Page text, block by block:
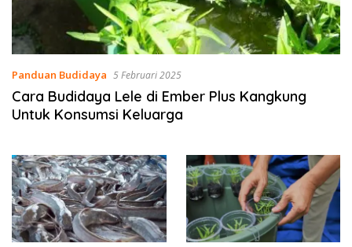
Panduan Budidaya 5 Februari 2025
Cara Budidaya Lele di Ember Plus Kangkung
Untuk Konsumsi Keluarga